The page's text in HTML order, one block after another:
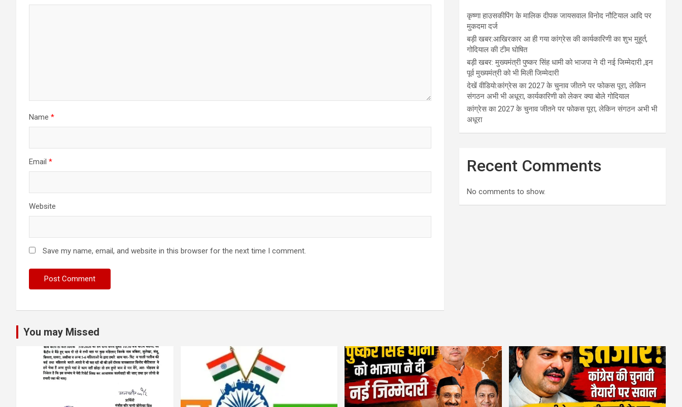
Name *
Email *
Website
Save my name, email, and website in this browser for the next time I comment.
कृष्णा हाउसकीपिंग के मालिक दीपक जायसवाल विनोद नौटियाल आदि पर
मुकदमा दर्ज
बड़ी खबर:आखिरकार आ ही गया कांग्रेस की कार्यकारिणी का शुभ मुहूर्त,
गोदियाल की टीम घोषित
बड़ी खबर: मुख्यमंत्री पुष्कर सिंह धामी को भाजपा ने दी नई जिम्मेदारी ,इन
पूर्व मुख्यमंत्री को भी मिली जिम्मेदारी
देखें वीडियो:कांग्रेस का 2027 के चुनाव जीतने पर फोकस पूरा, लेकिन
संगठन अभी भी अधूरा, कार्यकारिणी को लेकर क्या बोले गोदियाल
कांग्रेस का 2027 के चुनाव जीतने पर फोकस पूरा, लेकिन संगठन अभी भी
अधूरा
Recent Comments
No comments to show.
You may Missed